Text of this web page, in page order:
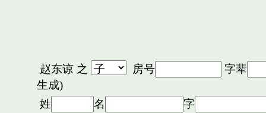
赵东谅之 房号
字辈
生成)
姓
名
字